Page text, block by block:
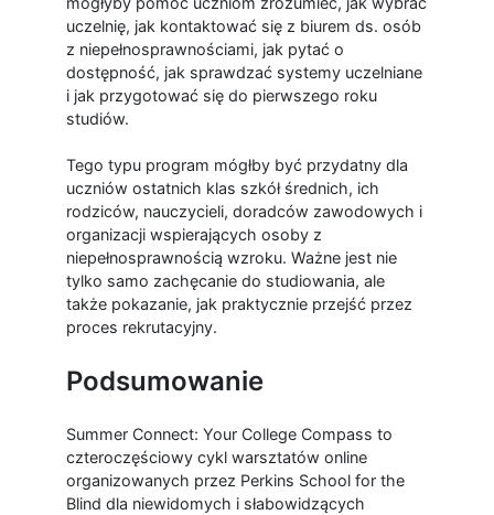
uczelnię, jak kontaktować się z biurem ds. osób
z niepełnosprawnościami, jak pytać o
dostępność, jak sprawdzać systemy uczelniane
i jak przygotować się do pierwszego roku
studiów.
Tego typu program mógłby być przydatny dla
uczniów ostatnich klas szkół średnich, ich
rodziców, nauczycieli, doradców zawodowych i
organizacji wspierających osoby z
niepełnosprawnością wzroku. Ważne jest nie
tylko samo zachęcanie do studiowania, ale
także pokazanie, jak praktycznie przejść przez
proces rekrutacyjny.
Podsumowanie
Summer Connect: Your College Compass to
czteroczęściowy cykl warsztatów online
organizowanych przez Perkins School for the
Blind dla niewidomych i słabowidzących